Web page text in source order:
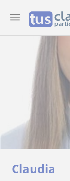
Claudia